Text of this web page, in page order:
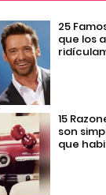
25
que los
15
son
que